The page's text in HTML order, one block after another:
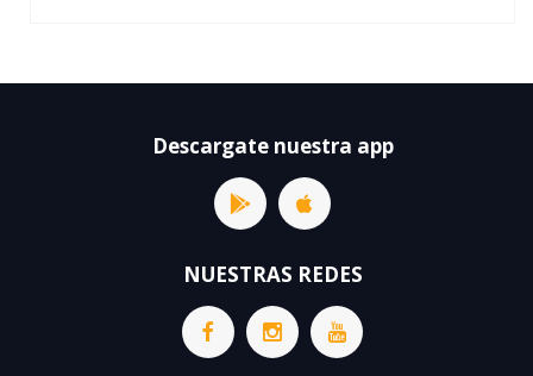
Descargate nuestra app
NUESTRAS REDES